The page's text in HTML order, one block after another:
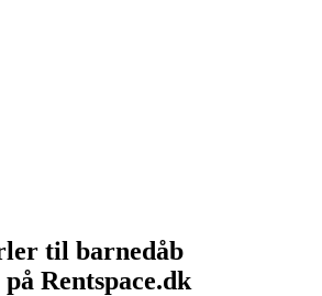
til barnedåb
Rentspace.dk